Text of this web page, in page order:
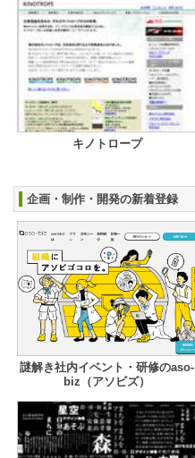
キノトロープ
企画・制作・開発の新着登録
謎解き社内イベント・研修のaso-
biz（アソビズ）